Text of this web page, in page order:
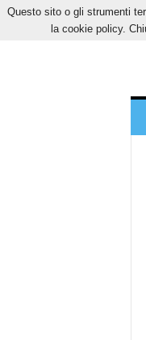
Questo sito o gli strumenti
la cookie policy.